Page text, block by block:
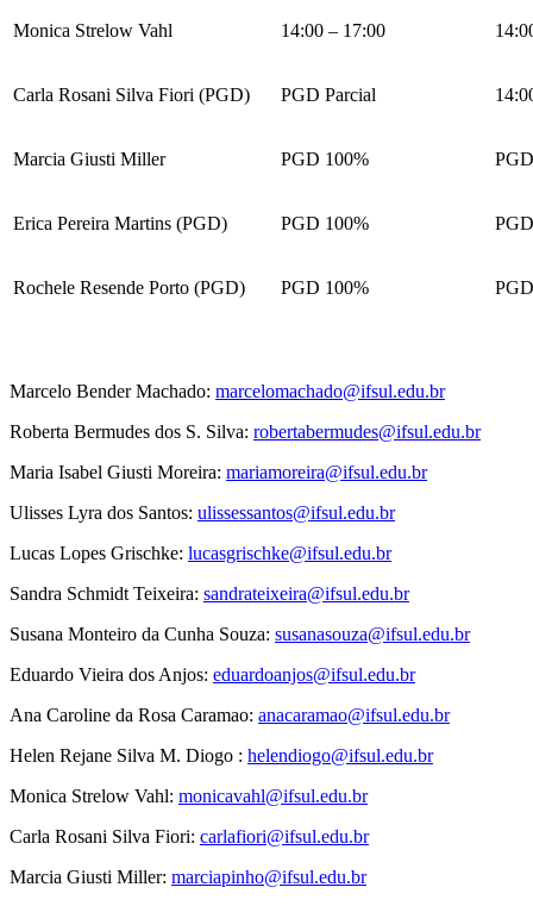
Monica Strelow Vahl 14:00 – 17:00
Carla Rosani Silva Fiori (PGD) PGD Parcial
Marcia Giusti Miller PGD 100%
Erica Pereira Martins (PGD) PGD 100%
Rochele Resende Porto (PGD) PGD 100%
Marcelo Bender Machado: marcelomachado@ifsul.edu.br
Roberta Bermudes dos S. Silva: robertabermudes@ifsul.edu.br
Maria Isabel Giusti Moreira: mariamoreira@ifsul.edu.br
Ulisses Lyra dos Santos: ulissessantos@ifsul.edu.br
Lucas Lopes Grischke: lucasgrischke@ifsul.edu.br
Sandra Schmidt Teixeira: sandrateixeira@ifsul.edu.br
Susana Monteiro da Cunha Souza: susanasouza@ifsul.edu.br
Eduardo Vieira dos Anjos: eduardoanjos@ifsul.edu.br
Ana Caroline da Rosa Caramao: anacaramao@ifsul.edu.br
Helen Rejane Silva M. Diogo : helendiogo@ifsul.edu.br
Monica Strelow Vahl: monicavahl@ifsul.edu.br
Carla Rosani Silva Fiori: carlafiori@ifsul.edu.br
Marcia Giusti Miller: marciapinho@ifsul.edu.br